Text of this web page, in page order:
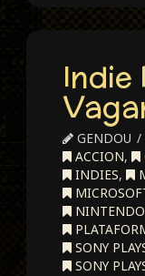
Indie
GENDOU
ACCION,
INDIES,
SONY
SONY